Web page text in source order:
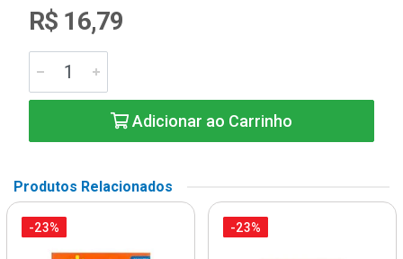
R$ 16,79
Adicionar ao Carrinho
Produtos Relacionados
-23% -23%